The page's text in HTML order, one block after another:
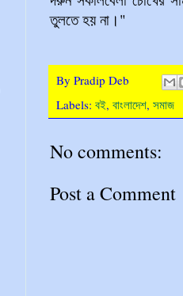
তুলতে হয় না।"
By Pradip Deb
Labels: বই, বাংলাদেশ, সমাজ
No comments:
Post a Comment